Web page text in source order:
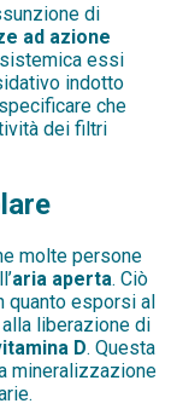
di
ad azione
essi
indotto
che
dei filtri
molte persone
aria aperta. Ciò
quanto esporsi al
liberazione di
D. Questa
mineralizzazione